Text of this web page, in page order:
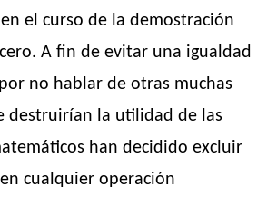
el curso de la demostración
A fin de evitar una igualdad
no hablar de otras muchas
destruirían la utilidad de las
han decidido excluir
cualquier operación